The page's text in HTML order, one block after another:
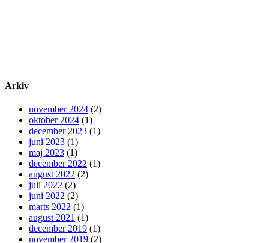
Arkiv
november 2024 (2)
oktober 2024 (1)
december 2023 (1)
juni 2023 (1)
maj 2023 (1)
december 2022 (1)
august 2022 (2)
juli 2022 (2)
juni 2022 (2)
marts 2022 (1)
august 2021 (1)
december 2019 (1)
november 2019 (2)